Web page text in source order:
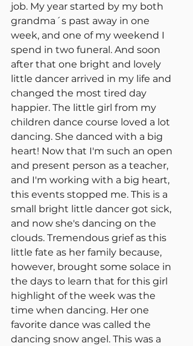
job. My year started by my both
grandma´s past away in one
week, and one of my weekend I
spend in two funeral. And soon
after that one bright and lovely
little dancer arrived in my life and
changed the most tired day
happier. The little girl from my
children dance course loved a lot
dancing. She danced with a big
heart! Now that I'm such an open
and present person as a teacher,
and I'm working with a big heart,
this events stopped me. This is a
small bright little dancer got sick,
and now she's dancing on the
clouds. Tremendous grief as this
little fate as her family because,
however, brought some solace in
the days to learn that for this girl
highlight of the week was the
time when dancing. Her one
favorite dance ​​was called the
dancing snow angel. This was a